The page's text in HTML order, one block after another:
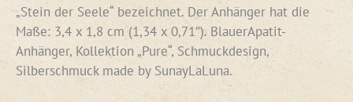
„Stein der Seele“ bezeichnet. Der Anhänger hat die
Maße: 3,4 x 1,8 cm (1,34 x 0,71″). BlauerApatit-
Anhänger, Kollektion „Pure“, Schmuckdesign,
Silberschmuck made by SunayLaLuna.